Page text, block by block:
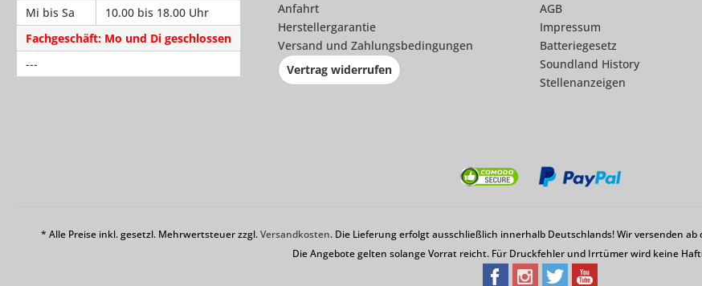
Mi bis Sa
10.00 bis 18.00 Uhr
Fachgeschäft: Mo und Di geschlossen
---
Anfahrt
Herstellergarantie
Versand und Zahlungsbedingungen
Vertrag widerrufen
AGB
Impressum
Batteriegesetz
Soundland History
Stellenanzeigen
* Alle Preise inkl. gesetzl. Mehrwertsteuer zzgl.Versandkosten. Die Lieferung erfolgt ausschließlich innerhalb Deutschlands! Wir versenden
Die Angebote gelten solange Vorrat reicht. Für Druckfehler und Irrtümer wird keine